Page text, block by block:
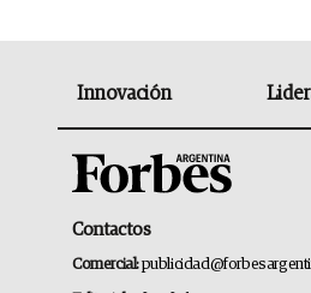
Innovación
Contactos
Comercial: